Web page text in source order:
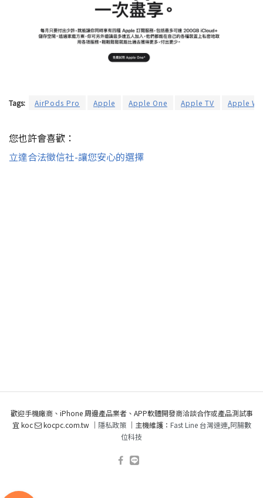
Tags: AirPods Pro Apple Apple One Apple TV Apple
您也許會喜歡：
立達合法徵信社-讓您安心的選擇
歡迎手機廠商、iPhone 周邊產品業者、APP軟體開發商洽談合作或產品測試事
宜 koc
kocpc.com.tw ｜ 隱私政策｜主機維護： Fast Line 台灣速連,阿腸數
位科技